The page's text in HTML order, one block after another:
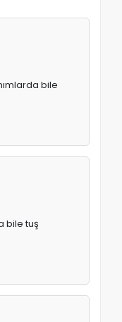
bile
bile tuş